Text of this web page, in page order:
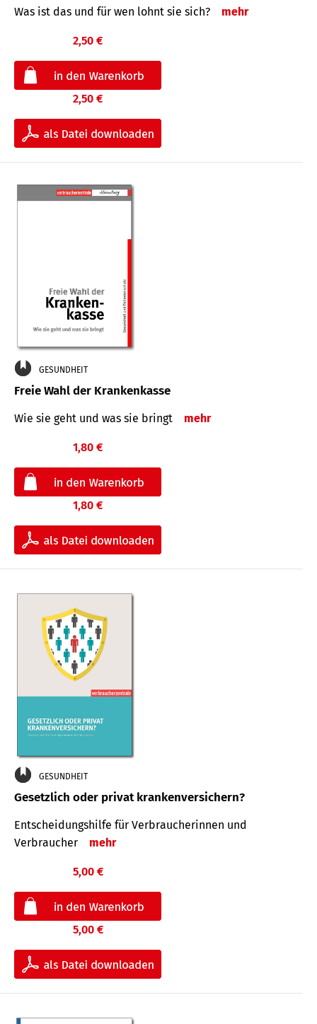
Was ist das und für wen lohnt sie sich? mehr
2,50 €
2,50 €
GESUNDHEIT
Freie Wahl der Krankenkasse
Wie sie geht und was sie bringt mehr
1,80 €
1,80 €
GESUNDHEIT
Gesetzlich oder privat krankenversichern?
Entscheidungshilfe für Verbraucherinnen und
Verbraucher
mehr
5,00 €
5,00 €